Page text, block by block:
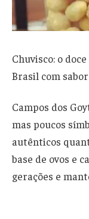
Chuvisco: o
Brasil com
Campos dos
mas poucos
autênticos
base de ovos e
gerações e